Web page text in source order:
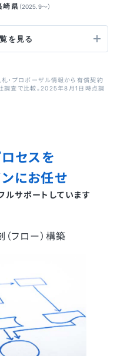
崎県 （2025.9〜）
を見る
・プロポーザル情報から有償契約
調査で比較。2025年8月1日時点調
セスを
にお任せ
サポートしています
フロー）構築